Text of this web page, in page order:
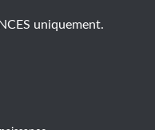
uniquement.